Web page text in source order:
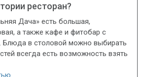
ресторан?
Дача» есть большая,
а также кафе и фитобар с
Блюда в столовой можно выбирать
всегда есть возможность взять